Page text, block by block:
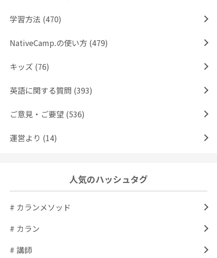
学習方法 (470)
NativeCamp.の使い方 (479)
キッズ (76)
英語に関する質問 (393)
ご意見・ご要望 (536)
運営より (14)
人気のハッシュタグ
# カランメソッド
# カラン
# 講師